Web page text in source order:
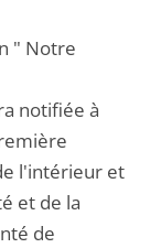
" Notre
notifiée à
l'intérieur et
et de la
de